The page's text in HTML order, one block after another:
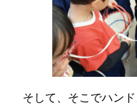
そして、そこでハン